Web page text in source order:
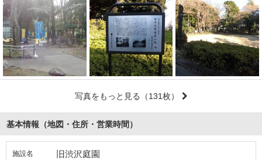
写真をもっと見る （131枚）
基本情報（地図・住所・営業時間）
施設名 旧渋沢庭園